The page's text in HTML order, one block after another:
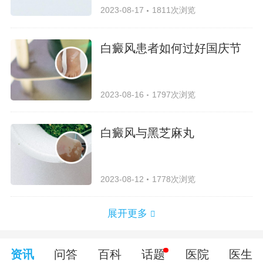
2023-08-17 1811次浏览
白癜风患者如何过好国庆节
2023-08-16 1797次浏览
白癜风与黑芝麻丸
2023-08-12 1778次浏览
展开更多
资讯 问答 百科 话题 医院 医生